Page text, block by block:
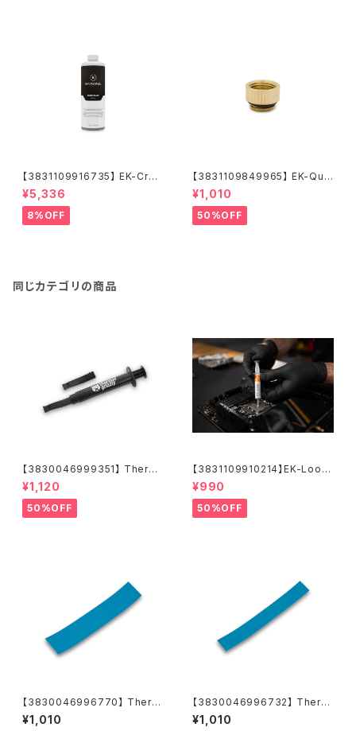
【3831109916735】 EK-Cryo
Fuel Space Black (Premix 1
000mL)
¥5,336
8%OFF
【3831109849965】 EK-Qua
ntum Torque Micro Extend
er Static MF 7 - Gold
¥1,010
50%OFF
同じカテゴリの商品
【3830046999351】 Therm
al Grizzly Hydronaut (1.5m
L / 3.9g)
¥1,120
50%OFF
【3831109910214】EK-Loop
Thermal Paste NGP (5g)
¥990
50%OFF
【3830046996770】 Therm
al PAD G 1.0mm - (120x24
mm)
¥1,010
【3830046996732】 Therm
al PAD F 1.0mm - (120x16m
m)
¥1,010